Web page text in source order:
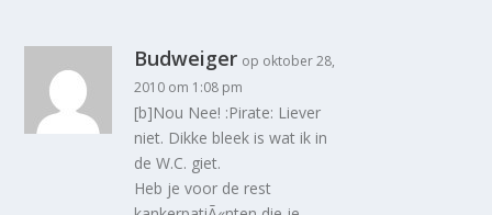
Budweiger op oktober 28,
2010 om 1:08 pm
[b]Nou Nee! :Pirate: Liever
niet. Dikke bleek is wat ik in
de W.C. giet.
Heb je voor de rest